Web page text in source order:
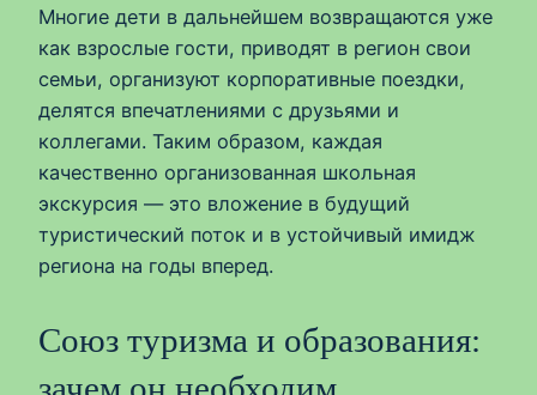
Многие дети в дальнейшем возвращаются уже
как взрослые гости, приводят в регион свои
семьи, организуют корпоративные поездки,
делятся впечатлениями с друзьями и
коллегами. Таким образом, каждая
качественно организованная школьная
экскурсия — это вложение в будущий
туристический поток и в устойчивый имидж
региона на годы вперед.
Союз туризма и образования: